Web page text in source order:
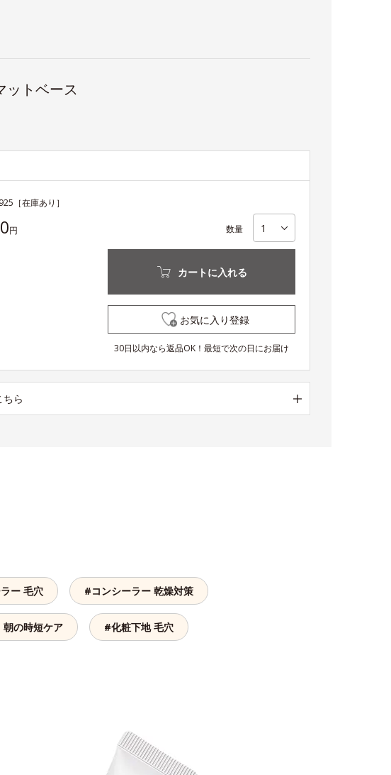
ットベース
［在庫あり］
円 数量
カートに入れる
お気に入り登録
30日以内なら返品OK！最短で次の日にお届け
ちら
ー 毛穴 #コンシーラー 乾燥対策
の時短ケア #化粧下地 毛穴